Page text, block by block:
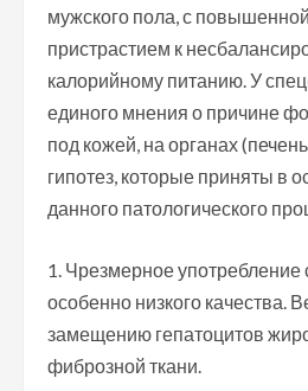
мужского пола, с
пристрастием к
калорийному питанию. У
единого мнения о причине
под кожей, на органах
гипотез, которые приняты в
данного патологического
Чрезмерное употребление
особенно низкого качества.
замещению гепатоцитов
фиброзной ткани.